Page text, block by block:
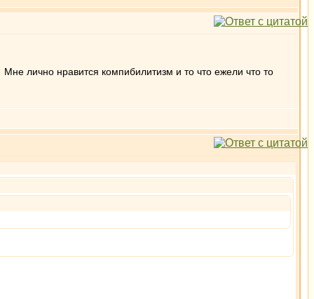
лично нравится компибилитизм и то что ежели что то